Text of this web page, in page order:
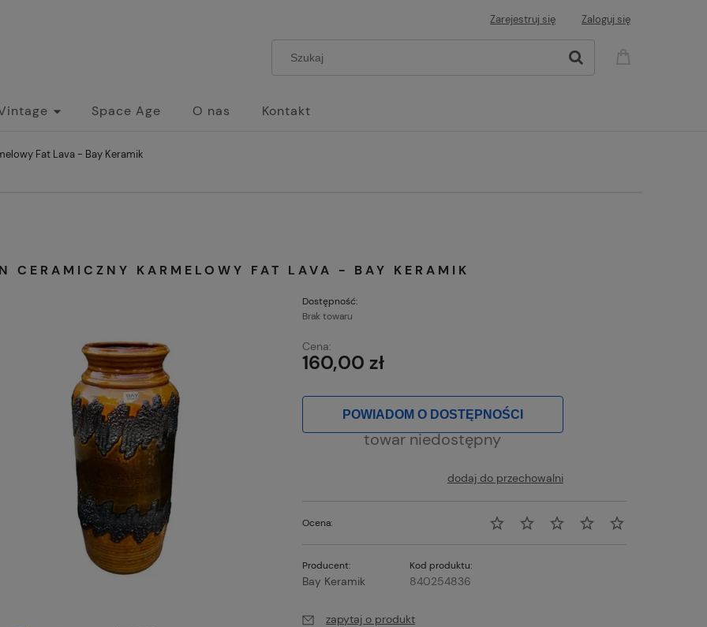
Zarejestruj się Zaloguj się
Space Age O nas Kontakt
Fat Lava - Bay Keramik
CERAMICZNY KARMELOWY FAT LAVA - BAY KERAMIK
Dostępność:
Brak towaru
Cena:
160,00 zł
POWIADOM O DOSTĘPNOŚCI
towar niedostępny
dodaj do przechowalni
Ocena:
Producent:
Bay Keramik
Kod produktu:
840254836
zapytaj o produkt